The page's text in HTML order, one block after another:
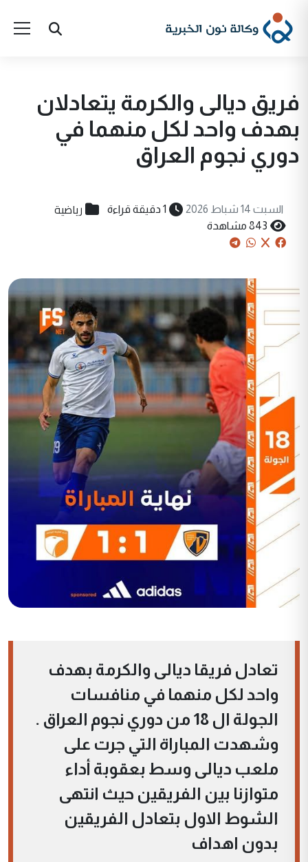
فريق ديالى والكرمة يتعادلان
بهدف واحد لكل منهما في
دوري نجوم العراق
السبت 14 شباط 2026 1 دقيقة قراءة رياضية
843 مشاهدة
تعادل فريقا ديالى والكرمة بهدف
واحد لكل منهما في منافسات
الجولة ال 18 من دوري نجوم العراق .
وشهدت المباراة التي جرت على
ملعب ديالى وسط بعقوبة أداء
متوازنا بين الفريقين حيث انتهى
الشوط الاول بتعادل الفريقين
بدون اهداف